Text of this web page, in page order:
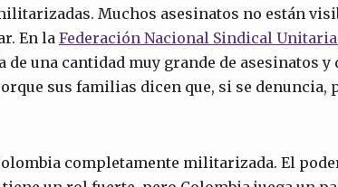
Muchos asesinatos no están
En la Federación Nacional Sindical
de una cantidad muy grande de asesinatos y
sus familias dicen que, si se denuncia,
completamente militarizada. El